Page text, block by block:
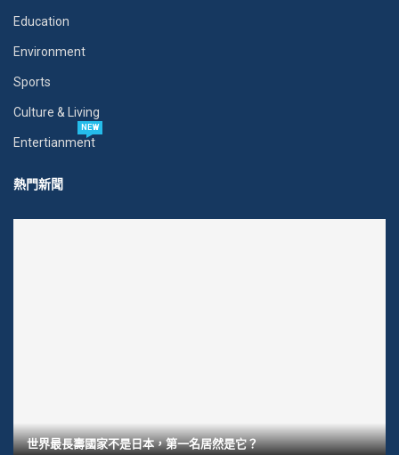
Education
Environment
Sports
Culture & Living
Entertianment
NEW
熱門新聞
世界最長壽國家不是日本，第一名居然是它？